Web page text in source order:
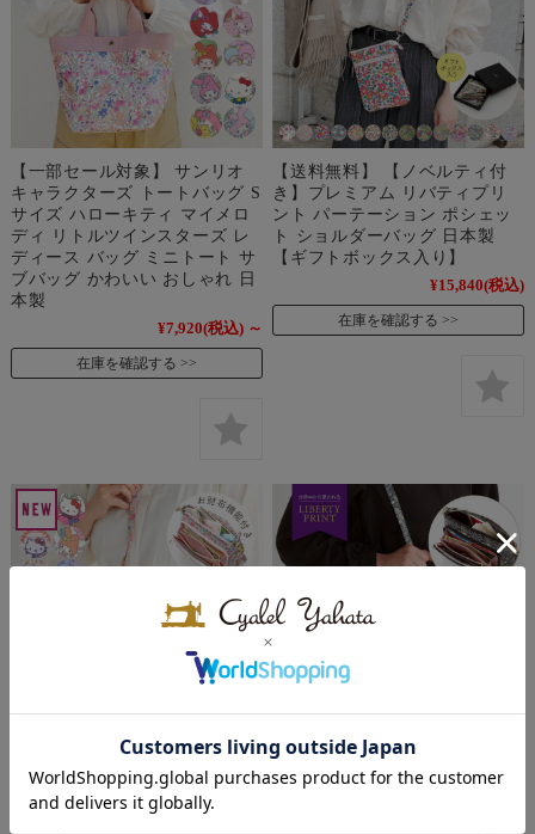
【一部セール対象】 サンリオ
キャラクターズ トートバッグ S
サイズ ハローキティ マイメロ
ディ リトルツインスターズ レ
ディース バッグ ミニトート サ
ブバッグ かわいい おしゃれ 日
本製
¥7,920(税込) ～
在庫を確認する
【送料無料】 【ノベルティ付
き】プレミアム リバティプリ
ント パーテーション ポシェッ
ト ショルダーバッグ 日本製
【ギフトボックス入り】
¥15,840(税込)
在庫を確認する
【送料無料】 サンリオキャラ
クターズ お財布ショルダーバ
ッグ ハローキティ マイメロデ
【送料無料】 お財布 ショルダ
ーバッグ リバティプリント 日